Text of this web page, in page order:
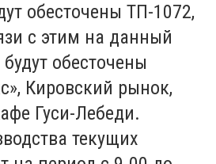
обесточены ТП-1072,
с этим на данный
обесточены
Кировский рынок,
Гуси-Лебеди.
текущих